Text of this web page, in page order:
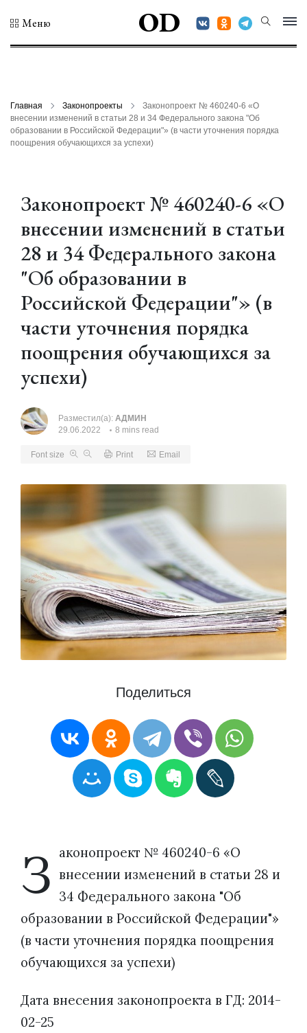
Меню OD
Главная Законопроекты
Законопроект № 460240-6 «О
внесении изменений в статьи 28 и 34 Федерального закона "Об
образовании в Российской Федерации"» (в части уточнения порядка
поощрения обучающихся за успехи)
Законопроект № 460240-6 «О
внесении изменений в статьи
28 и 34 Федерального закона
"Об образовании в
Российской Федерации"» (в
части уточнения порядка
поощрения обучающихся за
успехи)
Разместил(а): АДМИН
29.06.2022
8 mins read
Font size Print Email
Поделиться
З аконопроект № 460240-6 «О
внесении изменений в статьи 28 и
34 Федерального закона "Об
образовании в Российской Федерации"»
(в части уточнения порядка поощрения
обучающихся за успехи)
Дата внесения законопроекта в ГД: 2014-
02-25